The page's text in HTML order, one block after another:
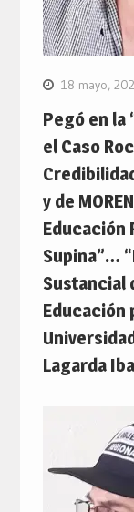
18 mayo,
Pegó en la
el Caso
y de
Educación
Supina”…
Sustancial
Educación
Lagarda